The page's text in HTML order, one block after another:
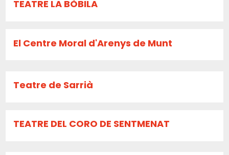
TEATRE LA BÒBILA
El Centre Moral d'Arenys de Munt
Teatre de Sarrià
TEATRE DEL CORO DE SENTMENAT